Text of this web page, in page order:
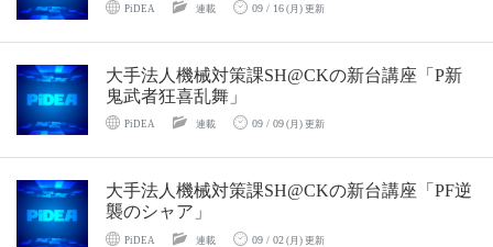
PiDEA 連載 09 / 16(月) 更新
大手法人機械対策課SH@CKの新台講座「P新
鬼武者狂喜乱舞」
PiDEA 連載 09 / 09(月) 更新
大手法人機械対策課SH@CKの新台講座「PF逆
襲のシャア」
PiDEA 連載 09 / 02(月) 更新